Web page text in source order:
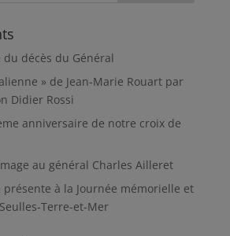
décès du Général
» de Jean-Marie Rouart par
Didier Rossi
anniversaire de notre croix de
au général Charles Ailleret
à la Journée mémorielle et
Terre-et-Mer